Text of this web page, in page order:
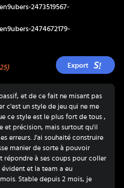
2473519567-
2474672179-
Export
et de ce fait ne misant pas
c'est un style de jeu qui ne me
ce style est le plus fort de tous ,
et précision, mais surtout qu'il
erreurs. J'ai souhaité construire
manier de sorte à pouvoir
répondre à ses coups pour coller
et la team a eu
Stable depuis 2 mois, je